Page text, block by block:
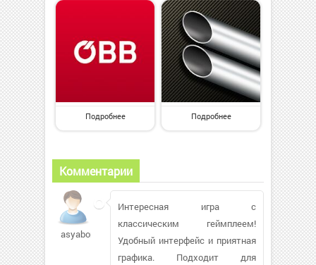
Подробнее Подробнее
Комментарии
asyabond
Интересная игра с
классическим геймплеем!
Удобный интерфейс и приятная
графика. Подходит для